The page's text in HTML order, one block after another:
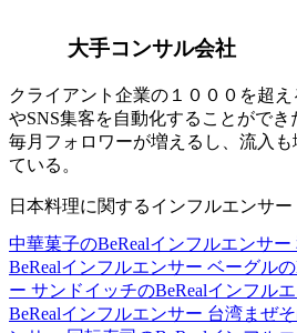
大手コンサル会社
クライアント企業の１０００を超
やSNS集客を自動化することがで
毎月フォロワーが増えるし、流入
ている。
日本料理に関するインフルエンサー
中華菓子のBeRealインフルエンサー
BeRealインフルエンサー ベーグル
ー サンドイッチのBeRealインフル
BeRealインフルエンサー 台湾まぜ